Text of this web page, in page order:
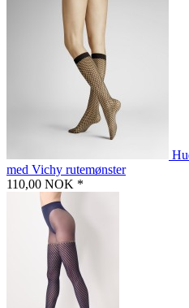
med Vichy rutemønster
110,00 NOK *